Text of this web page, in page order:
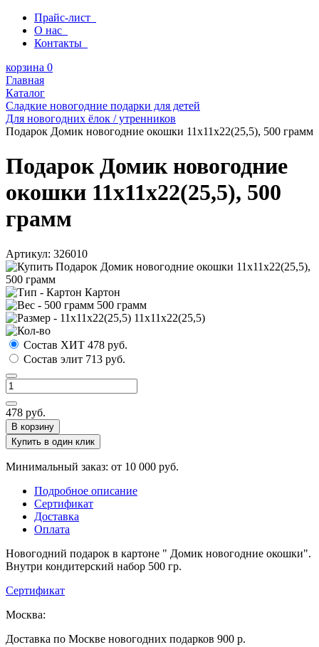
Прайс-лист
О нас
Контакты
корзина 0
Главная
Каталог
Сладкие новогодние подарки для детей
Для новогодних ёлок / утренников
Подарок Домик новогодние окошки 11х11х22(25,5), 500 грамм
Подарок Домик новогодние
окошки 11х11х22(25,5), 500
грамм
Артикул: 326010
Картон
500 грамм
11х11х22(25,5)
Состав ХИТ 478 руб.
Состав элит 713 руб.
478 руб.
В корзину
Купить в один клик
Минимальный заказ: от 10 000 руб.
Подробное описание
Сертификат
Доставка
Оплата
Новогодний подарок в картоне " Домик новогодние окошки".
Внутри кондитерский набор 500 гр.
Сертификат
Москва:
Доставка по Москве новогодних подарков 900 р.